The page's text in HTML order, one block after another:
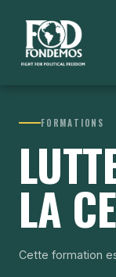
FORMATIONS
LA
Cette formation